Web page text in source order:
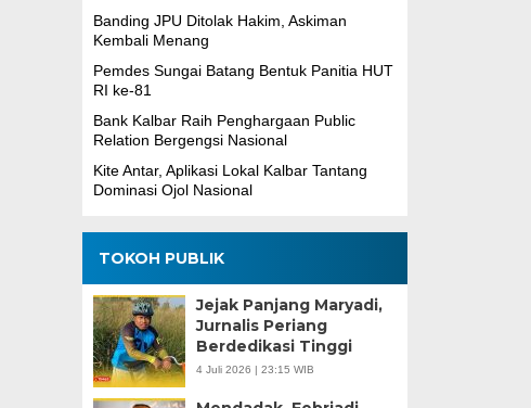
Banding JPU Ditolak Hakim, Askiman
Kembali Menang
Pemdes Sungai Batang Bentuk Panitia HUT
RI ke-81
Bank Kalbar Raih Penghargaan Public
Relation Bergengsi Nasional
Kite Antar, Aplikasi Lokal Kalbar Tantang
Dominasi Ojol Nasional
TOKOH PUBLIK
Jejak Panjang Maryadi,
Jurnalis Periang
Berdedikasi Tinggi
4 Juli 2026 | 23:15 WIB